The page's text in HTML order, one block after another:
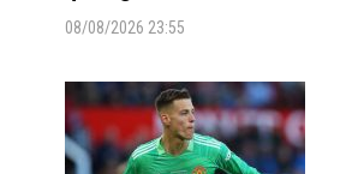
08/08/2026 23:55